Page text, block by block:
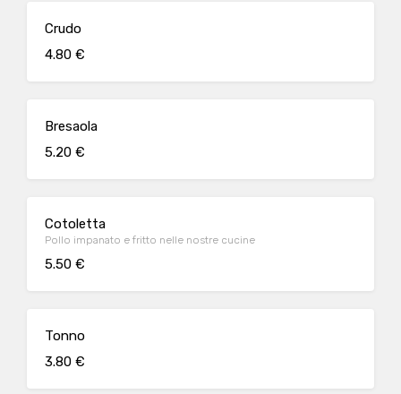
Crudo
4.80 €
Bresaola
5.20 €
Cotoletta
Pollo impanato e fritto nelle nostre cucine
5.50 €
Tonno
3.80 €